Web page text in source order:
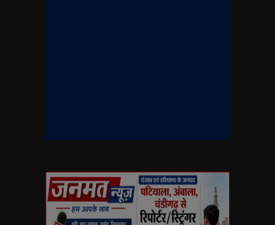
Language
Arabic